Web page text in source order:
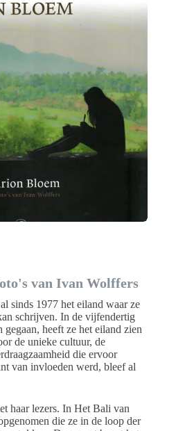
van Ivan Wolffers
sinds 1977 het eiland waar ze
schrijven. In de vijfendertig
heeft ze het eiland zien
de unieke cultuur, de
die ervoor
van invloeden werd, bleef al
haar lezers. In Het Bali van
die ze in de loop der